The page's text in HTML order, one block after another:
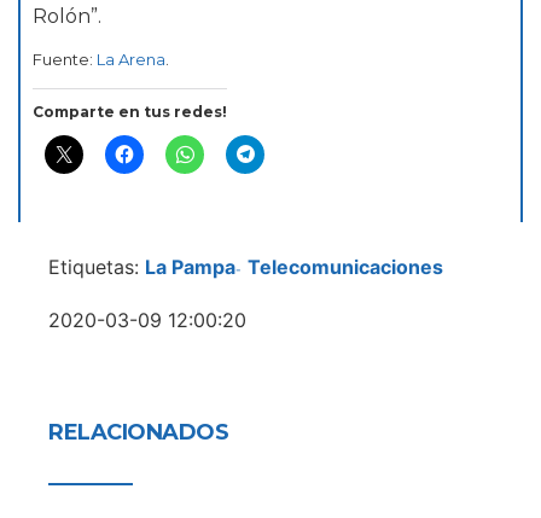
Rolón”.
Fuente: La Arena
Comparte en tus redes!
Etiquetas: La Pampa- Telecomunicaciones
2020-03-09 12:00:20
RELACIONADOS